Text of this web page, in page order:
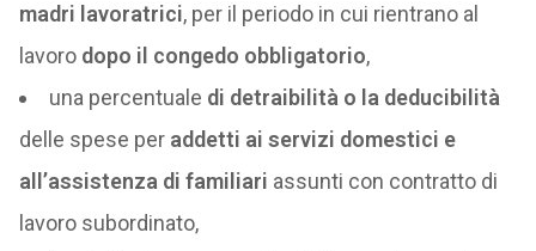
madri lavoratrici, per il periodo in cui rientrano al
lavoro dopo il congedo obbligatorio,
una percentuale di detraibilità o la deducibilità
delle spese per addetti ai servizi domestici e
all’assistenza di familiari assunti con contratto di
lavoro subordinato,